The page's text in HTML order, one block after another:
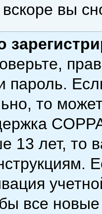
вскоре вы
пароль.
то
13 лет, то
все